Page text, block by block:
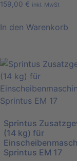
159,00 € inkl. MwSt
In den Warenkorb
Sprintus
(14 kg) für
Sprintus EM 17